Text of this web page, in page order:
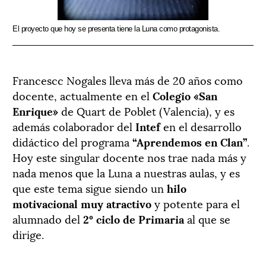
El proyecto que hoy se presenta tiene la Luna como protagonista.
Francescc Nogales lleva más de 20 años como
docente, actualmente en el Colegio «San
Enrique»de Quart de Poblet (Valencia), y es
además colaborador del Intefen el desarrollo
didáctico del programa “Aprendemos en Clan”.
Hoy este singular docente nos trae nada más y
nada menos que la Luna a nuestras aulas, y es
que este tema sigue siendo un hilo
motivacional muy atractivoy potente para el
alumnado del 2º ciclo de Primaria al que se
dirige.